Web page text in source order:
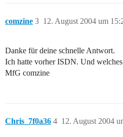
comzine 12. August 2004 um
3
Danke für deine schnelle Antwort.
Ich hatte vorher ISDN. Und
MfG comzine
Chris_7f0a36 12. August 2004
4